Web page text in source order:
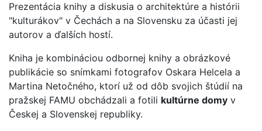
Prezentácia knihy a diskusia o architektúre a histórii
"kulturákov" v Čechách a na Slovensku za účasti jej
autorov a ďalších hostí.
Kniha je kombináciou odbornej knihy a obrázkové
publikácie so snímkami fotografov Oskara Helcela a
Martina Netočného, ktorí už od dôb svojich štúdií na
pražskej FAMU obchádzali a fotili kultúrne domy v
Českej a Slovenskej republiky.